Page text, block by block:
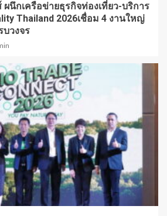
นึกเครือข่ายธุรกิจท่องเที่ยว-บริการ
Thailand 2026เชื่อม 4 งานใหญ่
บวงจร